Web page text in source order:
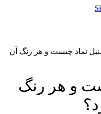
نماد چیست و هر رنگ آن
و هر رنگ